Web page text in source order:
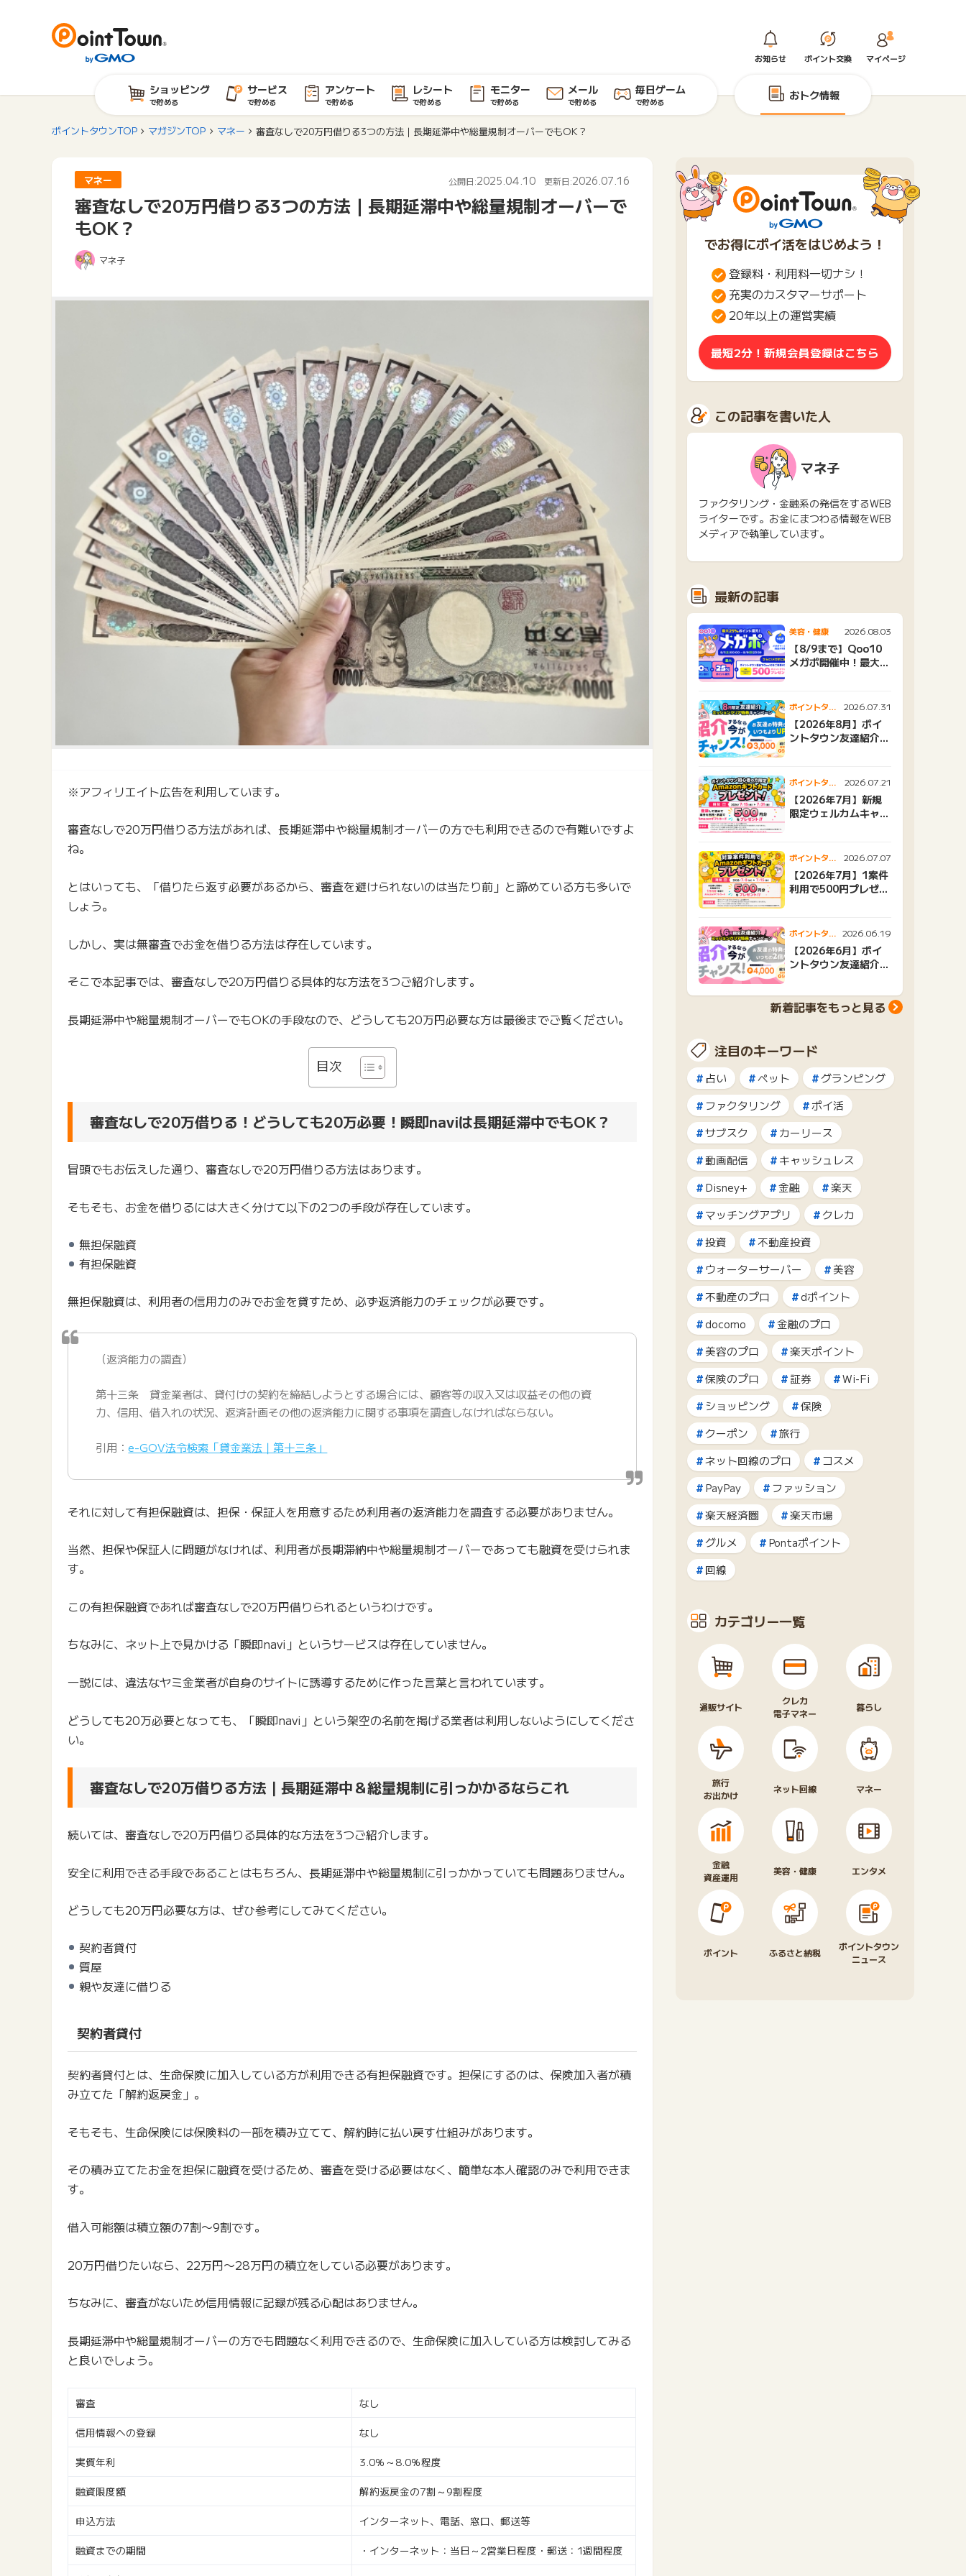
お知らせ ポイント交換 マイページ
ショッピング
で貯める
サービス
で貯める
アンケート
で貯める
レシート
で貯める
モニター
で貯める
メール
で貯める
毎日ゲーム
で貯める おトク情報
ポイントタウンTOP マガジンTOP マネー 審査なしで20万円借りる3つの方法｜長期延滞中や総量規制オーバーでもOK？
マネー 公開日:2025.04.10 更新日:2026.07.16
審査なしで20万円借りる3つの方法｜長期延滞中や総量規制オーバーで
もOK？
マネ子
※アフィリエイト広告を利用しています。
審査なしで20万円借りる方法があれば、長期延滞中や総量規制オーバーの方でも利用できるので有難いですよ
ね。
とはいっても、「借りたら返す必要があるから、審査を避けられないのは当たり前」と諦めている方も多いで
しょう。
しかし、実は無審査でお金を借りる方法は存在しています。
そこで本記事では、審査なしで20万円借りる具体的な方法を3つご紹介します。
長期延滞中や総量規制オーバーでもOKの手段なので、どうしても20万円必要な方は最後までご覧ください。
目次
審査なしで20万借りる！どうしても20万必要！瞬即naviは長期延滞中でもOK？
冒頭でもお伝えした通り、審査なしで20万円借りる方法はあります。
そもそも、お金を借りるには大きく分けて以下の2つの手段が存在しています。
無担保融資
有担保融資
無担保融資は、利用者の信用力のみでお金を貸すため、必ず返済能力のチェックが必要です。
（返済能力の調査）
第十三条 貸金業者は、貸付けの契約を締結しようとする場合には、顧客等の収入又は収益その他の資
力、信用、借入れの状況、返済計画その他の返済能力に関する事項を調査しなければならない。
引用：e-GOV法令検索「貸金業法｜第十三条」
それに対して有担保融資は、担保・保証人を用意するため利用者の返済能力を調査する必要がありません。
当然、担保や保証人に問題がなければ、利用者が長期滞納中や総量規制オーバーであっても融資を受けられま
す。
この有担保融資であれば審査なしで20万円借りられるというわけです。
ちなみに、ネット上で見かける「瞬即navi」というサービスは存在していません。
一説には、違法なヤミ金業者が自身のサイトに誘導するために作った言葉と言われています。
どうしても20万必要となっても、「瞬即navi」という架空の名前を掲げる業者は利用しないようにしてくださ
い。
審査なしで20万借りる方法｜長期延滞中＆総量規制に引っかかるならこれ
続いては、審査なしで20万円借りる具体的な方法を3つご紹介します。
安全に利用できる手段であることはもちろん、長期延滞中や総量規制に引っかかっていても問題ありません。
どうしても20万円必要な方は、ぜひ参考にしてみてください。
契約者貸付
質屋
親や友達に借りる
契約者貸付
契約者貸付とは、生命保険に加入している方が利用できる有担保融資です。担保にするのは、保険加入者が積
み立てた「解約返戻金」。
そもそも、生命保険には保険料の一部を積み立てて、解約時に払い戻す仕組みがあります。
その積み立てたお金を担保に融資を受けるため、審査を受ける必要はなく、簡単な本人確認のみで利用できま
す。
借入可能額は積立額の7割〜9割です。
20万円借りたいなら、22万円〜28万円の積立をしている必要があります。
ちなみに、審査がないため信用情報に記録が残る心配はありません。
長期延滞中や総量規制オーバーの方でも問題なく利用できるので、生命保険に加入している方は検討してみる
と良いでしょう。
審査 なし
信用情報への登録 なし
実質年利 3.0％～8.0％程度
融資限度額 解約返戻金の7割～9割程度
申込方法 インターネット、電話、窓口、郵送等
融資までの期間 ・インターネット：当日～2営業日程度・郵送：1週間程度
でお得にポイ活をはじめよう！
登録料・利用料一切ナシ！
充実のカスタマーサポート
20年以上の運営実績
最短2分！新規会員登録はこちら
この記事を書いた人
マネ子
ファクタリング・金融系の発信をするWEB
ライターです。お金にまつわる情報をWEB
メディアで執筆しています。
最新の記事
美容・健康 2026.08.03
【8/9まで】Qoo10
メガポ開催中！最大
ポイントタウ
ンニュース
2026.07.31
【2026年8月】ポイ
ントタウン友達紹介キ
ポイントタウ
ンニュース
2026.07.21
【2026年7月】新規
限定ウェルカムキャン
ポイントタウ
ンニュース
2026.07.07
【2026年7月】1案件
利用で500円プレゼン
ポイントタウ
ンニュース
2026.06.19
【2026年6月】ポイ
ントタウン友達紹介キ
新着記事をもっと見る
注目のキーワード
占い ペット
グランピング
ファクタリング
ポイ活
サブスク
カーリース
動画配信
キャッシュレス
Disney+
金融
楽天
マッチングアプリ
クレカ
投資
不動産投資
ウォーターサーバー
美容
不動産のプロ
dポイント
docomo
金融のプロ
美容のプロ
楽天ポイント
保険のプロ
証券
Wi-Fi
ショッピング
保険
クーポン
旅行
ネット回線のプロ
コスメ
PayPay
ファッション
楽天経済圏
楽天市場
グルメ
Pontaポイント
回線
カテゴリー一覧
通販サイト
クレカ
電子マネー
暮らし
旅行
お出かけ
ネット回線 マネー
金融
資産運用
美容・健康 エンタメ
ポイント ふるさと納税
ポイントタウン
ニュース